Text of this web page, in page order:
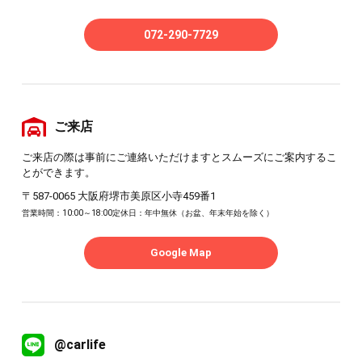
072-290-7729
ご来店
ご来店の際は事前にご連絡いただけますとスムーズにご案内するこ
とができます。
〒587-0065 大阪府堺市美原区小寺459番1
営業時間：10:00～18:00定休日：年中無休（お盆、年末年始を除く）
Google Map
@carlife